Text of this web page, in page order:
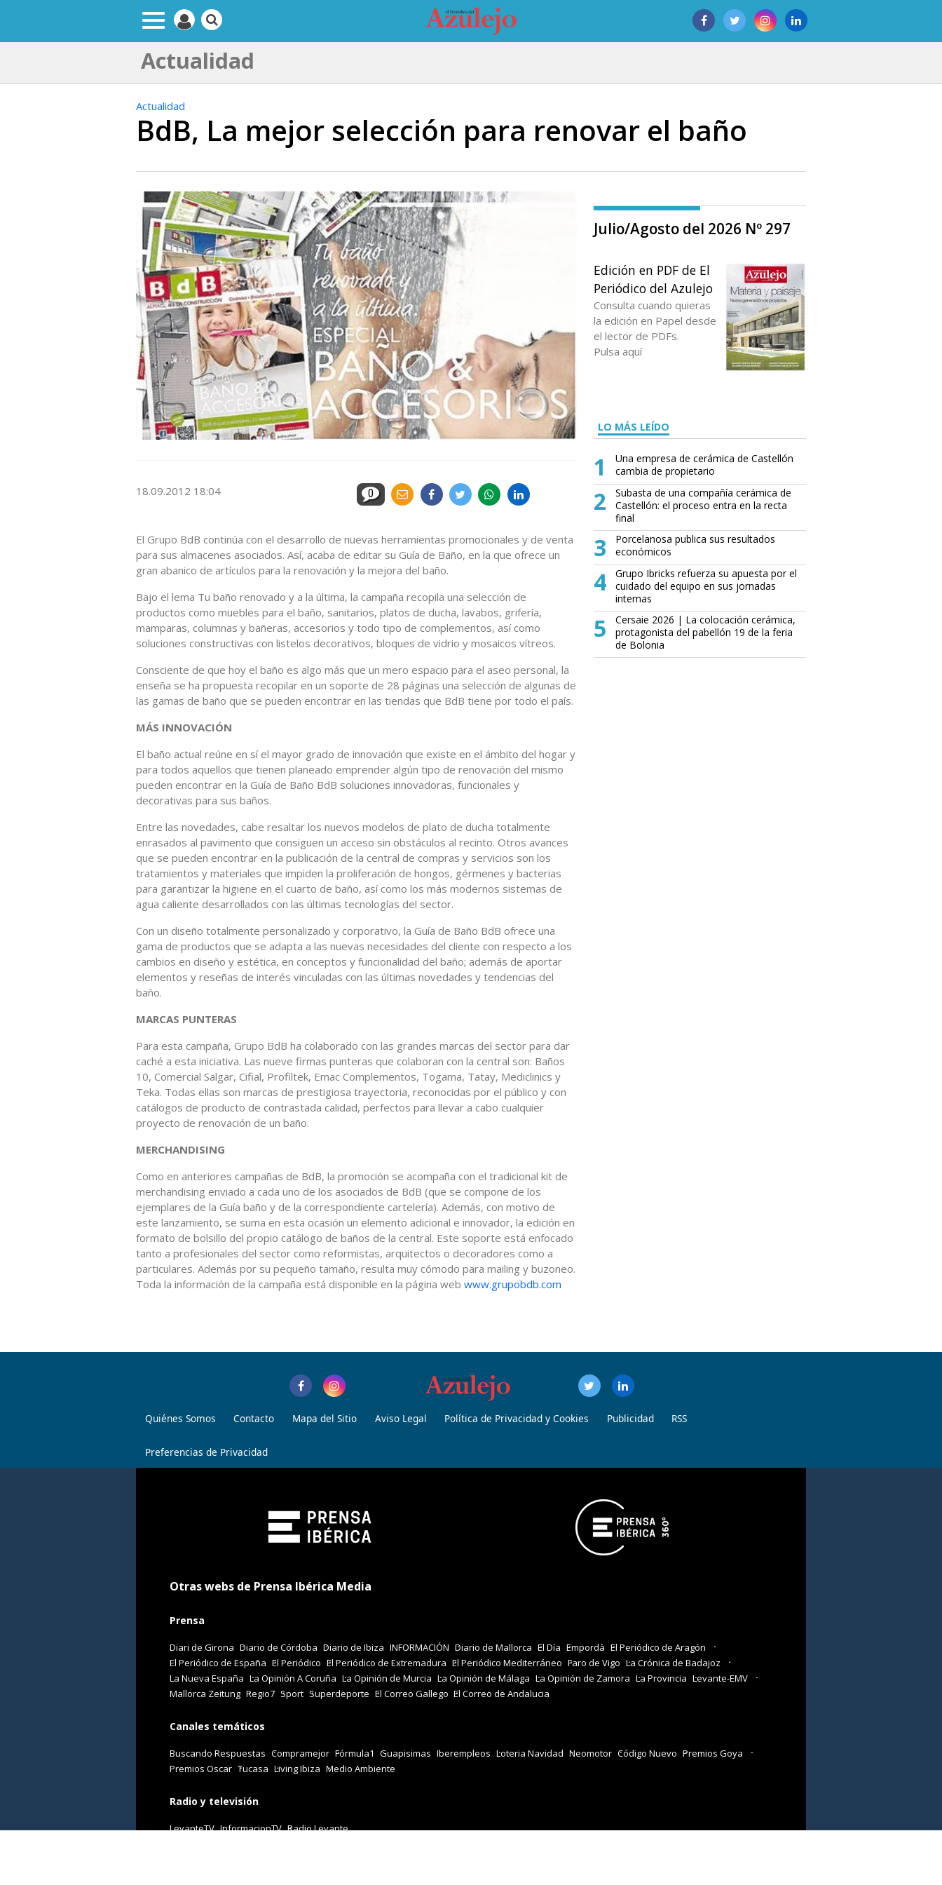
Actualidad
Actualidad
BdB, La mejor selección para renovar el baño
18.09.2012 18:04 0
El Grupo BdB continúa con el desarrollo de nuevas herramientas promocionales y de venta
para sus almacenes asociados. Así, acaba de editar su Guía de Baño, en la que ofrece un
gran abanico de artículos para la renovación y la mejora del baño.
Bajo el lema Tu baño renovado y a la última, la campaña recopila una selección de
productos como muebles para el baño, sanitarios, platos de ducha, lavabos, grifería,
mamparas, columnas y bañeras, accesorios y todo tipo de complementos, así como
soluciones constructivas con listelos decorativos, bloques de vidrio y mosaicos vítreos.
Consciente de que hoy el baño es algo más que un mero espacio para el aseo personal, la
enseña se ha propuesta recopilar en un soporte de 28 páginas una selección de algunas de
las gamas de baño que se pueden encontrar en las tiendas que BdB tiene por todo el país.
MÁS INNOVACIÓN
El baño actual reúne en sí el mayor grado de innovación que existe en el ámbito del hogar y
para todos aquellos que tienen planeado emprender algún tipo de renovación del mismo
pueden encontrar en la Guía de Baño BdB soluciones innovadoras, funcionales y
decorativas para sus baños.
Entre las novedades, cabe resaltar los nuevos modelos de plato de ducha totalmente
enrasados al pavimento que consiguen un acceso sin obstáculos al recinto. Otros avances
que se pueden encontrar en la publicación de la central de compras y servicios son los
tratamientos y materiales que impiden la proliferación de hongos, gérmenes y bacterias
para garantizar la higiene en el cuarto de baño, así como los más modernos sistemas de
agua caliente desarrollados con las últimas tecnologías del sector.
Con un diseño totalmente personalizado y corporativo, la Guía de Baño BdB ofrece una
gama de productos que se adapta a las nuevas necesidades del cliente con respecto a los
cambios en diseño y estética, en conceptos y funcionalidad del baño; además de aportar
elementos y reseñas de interés vinculadas con las últimas novedades y tendencias del
baño.
MARCAS PUNTERAS
Para esta campaña, Grupo BdB ha colaborado con las grandes marcas del sector para dar
caché a esta iniciativa. Las nueve firmas punteras que colaboran con la central son: Baños
10, Comercial Salgar, Cifial, Profiltek, Emac Complementos, Togama, Tatay, Mediclinics y
Teka. Todas ellas son marcas de prestigiosa trayectoria, reconocidas por el público y con
catálogos de producto de contrastada calidad, perfectos para llevar a cabo cualquier
proyecto de renovación de un baño.
MERCHANDISING
Como en anteriores campañas de BdB, la promoción se acompaña con el tradicional kit de
merchandising enviado a cada uno de los asociados de BdB (que se compone de los
ejemplares de la Guía baño y de la correspondiente cartelería). Además, con motivo de
este lanzamiento, se suma en esta ocasión un elemento adicional e innovador, la edición en
formato de bolsillo del propio catálogo de baños de la central. Este soporte está enfocado
tanto a profesionales del sector como reformistas, arquitectos o decoradores como a
particulares. Además por su pequeño tamaño, resulta muy cómodo para mailing y buzoneo.
Toda la información de la campaña está disponible en la página web www.grupobdb.com
Julio/Agosto del 2026 Nº 297
Edición en PDF de El
Periódico del Azulejo
Consulta cuando quieras
la edición en Papel desde
el lector de PDFs.
Pulsa aquí
LO MÁS LEÍDO
1
Una empresa de cerámica de Castellón
cambia de propietario
2
Subasta de una compañía cerámica de
Castellón: el proceso entra en la recta
final
3
Porcelanosa publica sus resultados
económicos
4
Grupo Ibricks refuerza su apuesta por el
cuidado del equipo en sus jornadas
internas
5
Cersaie 2026 | La colocación cerámica,
protagonista del pabellón 19 de la feria
de Bolonia
Quiénes Somos Contacto Mapa del Sitio Aviso Legal Política de Privacidad y Cookies Publicidad RSS
Preferencias de Privacidad
Otras webs de Prensa Ibérica Media
Prensa
Diari de Girona Diario de Córdoba Diario de Ibiza INFORMACIÓN Diario de Mallorca El Día Empordà El Periódico de Aragón
El Periódico de España El Periódico El Periódico de Extremadura El Periódico Mediterráneo Faro de Vigo La Crónica de Badajoz
La Nueva España La Opinión A Coruña La Opinión de Murcia La Opinión de Málaga La Opinión de Zamora La Provincia Levante-EMV
Mallorca Zeitung Regio7 Sport Superdeporte El Correo Gallego El Correo de Andalucia
Canales temáticos
Buscando Respuestas Compramejor Fórmula1 Guapisimas Iberempleos Loteria Navidad Neomotor Código Nuevo Premios Goya
Premios Oscar Tucasa Living Ibiza Medio Ambiente
Radio y televisión
LevanteTV InformacionTV Radio Levante